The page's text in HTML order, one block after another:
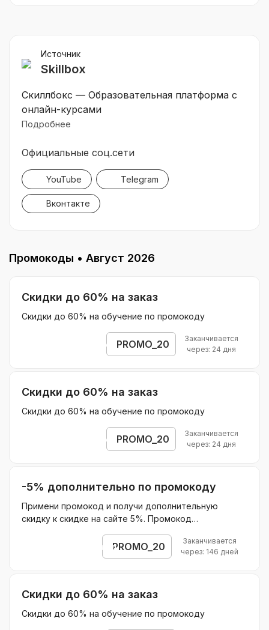
Источник
Skillbox
Скиллбокс — Образовательная платформа с
онлайн-курсами
Подробнее
Официальные соц.сети
YouTube Telegram
Вконтакте
Промокоды • Август 2026
Скидки до 60% на заказ
Скидки до 60% на обучение по промокоду
PROMO_20
Открыть промокод
Заканчивается
через: 24 дня
Скидки до 60% на заказ
Скидки до 60% на обучение по промокоду
PROMO_20
Открыть промокод
Заканчивается
через: 24 дня
-5% дополнительно по промокоду
Примени промокод и получи дополнительную
скидку к скидке на сайте 5%. Промокод
где есть Скиллбокс
PROMO_20
Открыть промокод
Заканчивается
через: 146 дней
Скидки до 60% на заказ
Скидки до 60% на обучение по промокоду